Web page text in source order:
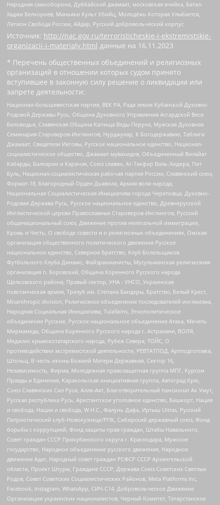
Народная самооборона, Дуббайский джамаат, московская ячейка, Батал-
Хаджи Белхороев, Маньяки Культ Убийц, Молодёжь Которая Улыбается,
Легион Свобода России, Айдар, Русский добровольческий корпус
Источник: http://nac.gov.ru/terroristicheskie-i-ekstremistskie-
organizacii-i-materialy.html данные на 16.11.2023
* Перечень общественных объединений и религиозных
организаций в отношении которых судом принято
вступившее в законную силу решение о ликвидации или
запрете деятельности:
Национал-большевистская партия, ВЕК РА, Рада земли Кубанской Духовно
Родовой Державы Русь, Община Духовного Управления Асгардской Веси
Беловодья, Славянская Община Капища Веды Перуна, Мужская Духовная
Семинария Староверов-Инглингов, Нурджулар, К Богодержавию, Таблиги
Джамаат, Свидетели Иеговы, Русское национальное единство, Национал-
социалистическое общество, Джамаат мувахидов, Объединенный Вилайат
Кабарды, Балкарии и Карачая, Союз славян, Ат-Такфир Валь-Хиджра, Пит
Буль, Национал-социалистическая рабочая партия России, Славянский союз,
Формат-18, Благородный Орден Дьявола, Армия воли народа,
Национальная Социалистическая Инициатива города Череповца, Духовно-
Родовая Держава Русь, Русское национальное единство, Древнерусской
Инглистической церкви Православных Староверов-Инглингов, Русский
общенациональный союз, Движение против нелегальной иммиграции,
Кровь и Честь, О свободе совести и о религиозных объединениях, Омская
организация общественного политического движения Русское
национальное единство, Северное Братство, Клуб Болельщиков
Футбольного Клуба Динамо, Файзрахманисты, Мусульманская религиозная
организация п. Боровский, Община Коренного Русского народа
Щелковского района, Правый сектор, УНА - УНСО, Украинская
повстанческая армия, Тризуб им. Степана Бандеры, Братство, Белый Крест,
Misanthropic division, Религиозное объединение последователей инглиизма,
Народная Социальная Инициатива, TulaSkins, Этнополитическое
объединение Русские, Русское национальное объединение Атака, Мечеть
Мирмамеда, Община Коренного Русского народа г. Астрахани, ВОЛЯ,
Меджлис крымскотатарского народа, Рубеж Севера, ТОЙС, О
противодействии экстремистской деятельности, РЕВТАТПОД, Артподготовка,
Штольц, В честь иконы Божией Матери Державная, Сектор 16,
Независимость, Фирма, Молодежная правозащитная группа МПГ, Курсом
Правды и Единения, Каракольская инициативная группа, Автоград Крю,
Союз Славянских Сил Руси, Алля-Аят, Благотворительный пансионат Ак Умут,
Русская республика Русь, Арестантское уголовное единство, Башкорт, Нация
и свобода, Нация и свобода, W.H.С., Фалунь Дафа, Иртыш Ultras, Русский
Патриотический клуб-Новокузнецк/РПК, Сибирский державный союз, Фонд
борьбы с коррупцией, Фонд защиты прав граждан, Штабы Навального,
Совет граждан СССР Прикубанского округа г. Краснодара, Мужское
государство, Народное объединение русского движения, Народное
движение Адат, Народный совет граждан РСФСР СССР Архангельской
области, Проект Штурм, Граждане СССР, Держава Союз Советских Светлых
Родов, Совет Советских Социалистических Районов, Meta Platforms Inc,
Facebook, Instagram, WhatsApp, СИЧ-С14, Добровольческое Движение
Организации украинских националистов, Черный Комитет, Татарстанское